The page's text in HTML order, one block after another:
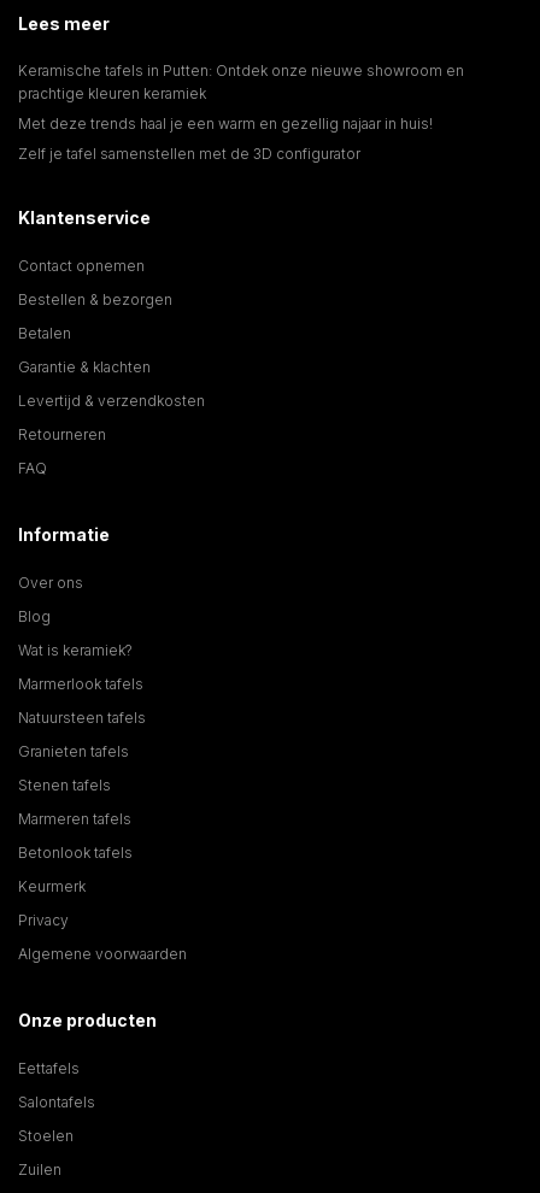
Lees meer
Keramische tafels in Putten: Ontdek onze nieuwe showroom en
prachtige kleuren keramiek
Met deze trends haal je een warm en gezellig najaar in huis!
Zelf je tafel samenstellen met de 3D configurator
Klantenservice
Contact opnemen
Bestellen & bezorgen
Betalen
Garantie & klachten
Levertijd & verzendkosten
Retourneren
FAQ
Informatie
Over ons
Blog
Wat is keramiek?
Marmerlook tafels
Natuursteen tafels
Granieten tafels
Stenen tafels
Marmeren tafels
Betonlook tafels
Keurmerk
Privacy
Algemene voorwaarden
Onze producten
Eettafels
Salontafels
Stoelen
Zuilen